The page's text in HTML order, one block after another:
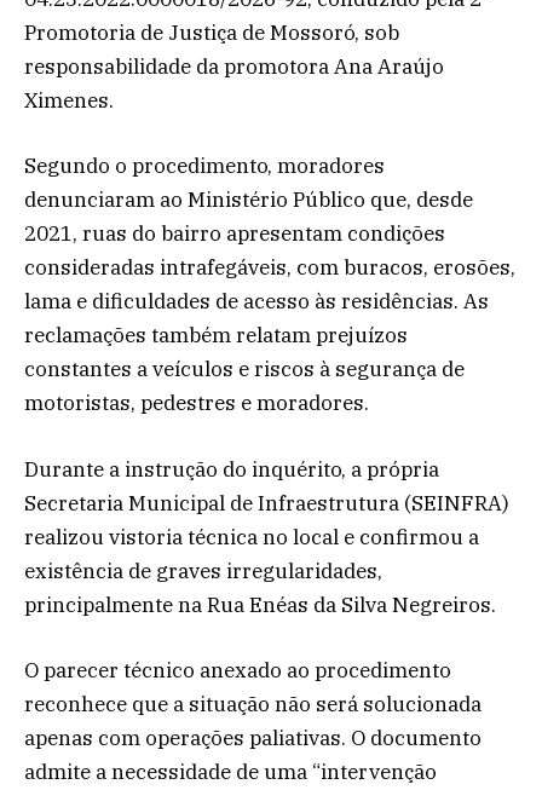
Promotoria de Justiça de Mossoró, sob
responsabilidade da promotora Ana Araújo
Ximenes.
Segundo o procedimento, moradores
denunciaram ao Ministério Público que, desde
2021, ruas do bairro apresentam condições
consideradas intrafegáveis, com buracos, erosões,
lama e dificuldades de acesso às residências. As
reclamações também relatam prejuízos
constantes a veículos e riscos à segurança de
motoristas, pedestres e moradores.
Durante a instrução do inquérito, a própria
Secretaria Municipal de Infraestrutura (SEINFRA)
realizou vistoria técnica no local e confirmou a
existência de graves irregularidades,
principalmente na Rua Enéas da Silva Negreiros.
O parecer técnico anexado ao procedimento
reconhece que a situação não será solucionada
apenas com operações paliativas. O documento
admite a necessidade de uma “intervenção